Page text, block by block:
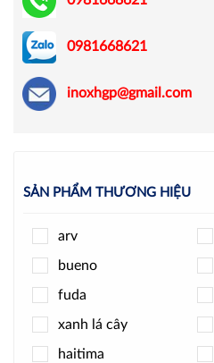
0981668621
inoxhgp@gmail.com
SẢN PHẨM THƯƠNG HIỆU
arv
bueno
fuda
xanh lá cây
haitima